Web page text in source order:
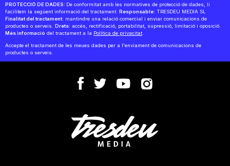
PROTECCIÓ DE DADES: De conformitat amb les normatives de protecció de dades, li
facilitem la següent informació del tractament: Responsable: TRESDEU MEDIA SL
Finalitat del tractament: mantindre una relació comercial i enviar comunicacions de
productes o serveis. Drets: accés, rectificació, portabilitat, supressió, limitació i oposició.
Més informació del tractament a la Política de privacitat.
Accepte el tractament de les meues dades per a l'enviament de comunicacions de
productes o serveis.